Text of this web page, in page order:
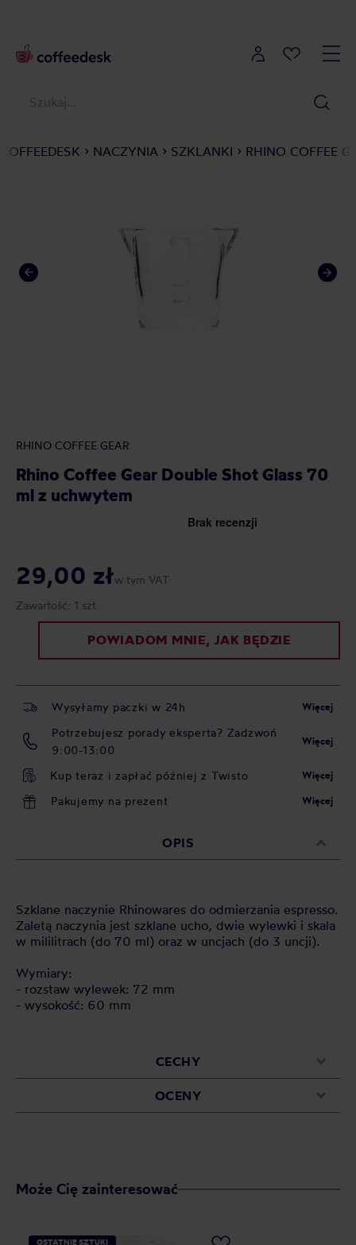
COFFEEDESK NACZYNIA SZKLANKI RHINO COFFEE
RHINO COFFEE GEAR
Rhino Coffee Gear Double Shot Glass 70
ml z uchwytem
29,00 złw tym VAT
Zawartość: 1 szt.
POWIADOM MNIE, JAK BĘDZIE
Wysyłamy paczki w 24h Więcej
Potrzebujesz porady eksperta? Zadzwoń
9:00-13:00
Więcej
Kup teraz i zapłać później z Twisto Więcej
Pakujemy na prezent Więcej
OPIS
Szklane naczynie Rhinowares do odmierzania espresso.
Zaletą naczynia jest szklane ucho, dwie wylewki i skala
w mililitrach (do 70 ml) oraz w uncjach (do 3 uncji).
Wymiary:
- rozstaw wylewek: 72 mm
- wysokość: 60 mm
CECHY
OCENY
Może Cię zainteresować
OSTATNIE SZTUKI